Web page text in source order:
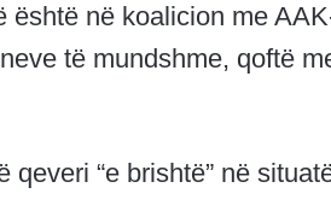
është në koalicion me
të mundshme, qoftë
“e brishtë” në